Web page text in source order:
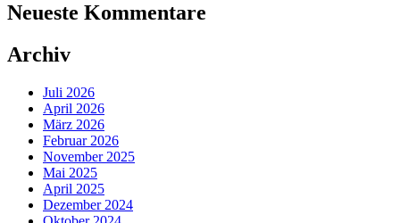
Neueste Kommentare
Archiv
Juli 2026
April 2026
März 2026
Februar 2026
November 2025
Mai 2025
April 2025
Dezember 2024